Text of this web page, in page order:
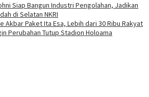
Siap Bangun Industri Pengolahan, Jadikan
di Selatan NKRI
Akbar Paket Ita Esa, Lebih dari 30 Ribu Rakyat
Perubahan Tutup Stadion Holoama